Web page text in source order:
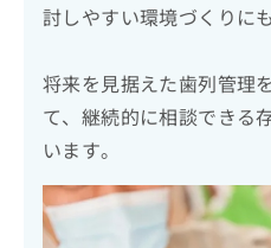
討しやすい環境づくりに
将来を見据えた歯列管理
て、継続的に相談できる
います。